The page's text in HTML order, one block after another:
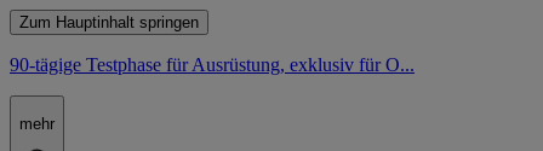
Zum Hauptinhalt springen
90-tägige Testphase für Ausrüstung, exklusiv für O...
mehr